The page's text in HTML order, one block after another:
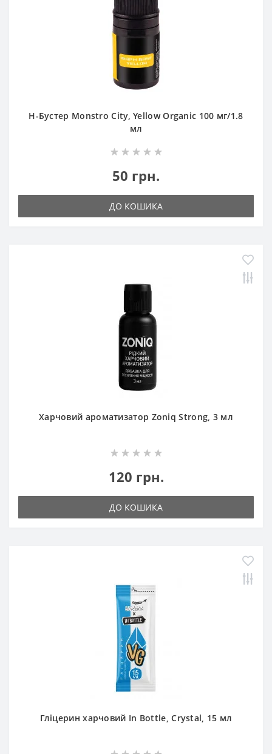
Н-Бустер Monstro City, Yellow Organic 100 мг/1.8
мл
50 грн.
ДО КОШИКА
Харчовий ароматизатор Zoniq Strong, 3 мл
120 грн.
ДО КОШИКА
Гліцерин харчовий In Bottle, Crystal, 15 мл